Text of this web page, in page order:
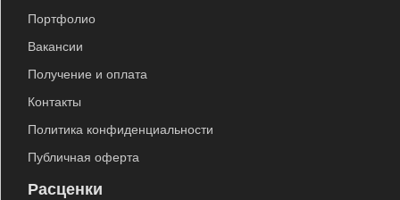
Портфолио
Вакансии
Получение и оплата
Контакты
Политика конфиденциальности
Публичная оферта
Расценки